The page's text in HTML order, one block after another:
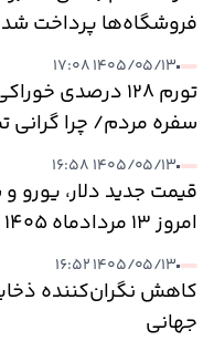
فروشگاه‌ها پرداخت شد
۱۴۰۵/۰۵/۱۳ ۱۷:۰۸
تورم ۱۲۸ درصدی
سفره مردم/ چرا گرانی
۱۴۰۵/۰۵/۱۳ ۱۶:۵۸
قیمت جدید دلار، یورو و
امروز ۱۳ مردادماه ۱۴۰۵
۱۴۰۵/۰۵/۱۳ ۱۶:۵۲
کاهش نگران‌کننده
جهانی